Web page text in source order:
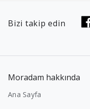
Bizi takip edin
Moradam hakkında
Ana Sayfa